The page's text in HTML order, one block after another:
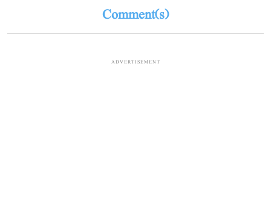
Comment(s)
ADVERTISEMENT